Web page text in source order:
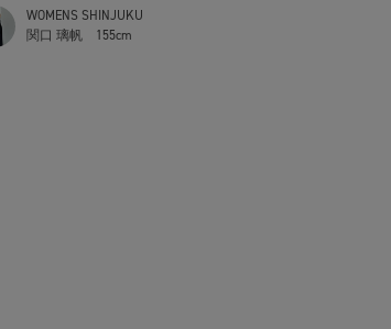
WOMENS SHINJUKU
関口 璃帆
155cm